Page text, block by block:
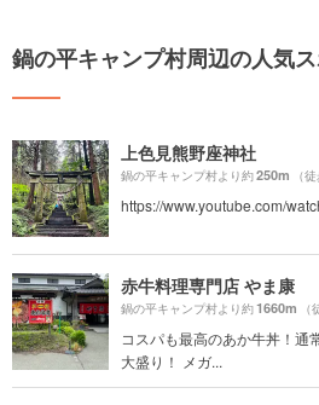
鍋の平キャンプ村周辺の人気
上色見熊野座神社
鍋の平キャンプ村より約250m （
https://www.youtube.com/
赤牛料理専門店 やま康
鍋の平キャンプ村より約1660m
コスパも最高のあか牛丼！通
大盛り！ メガ...